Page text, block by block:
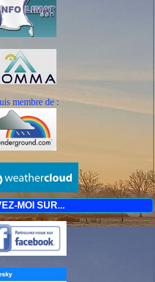
membre de :
MOI SUR...